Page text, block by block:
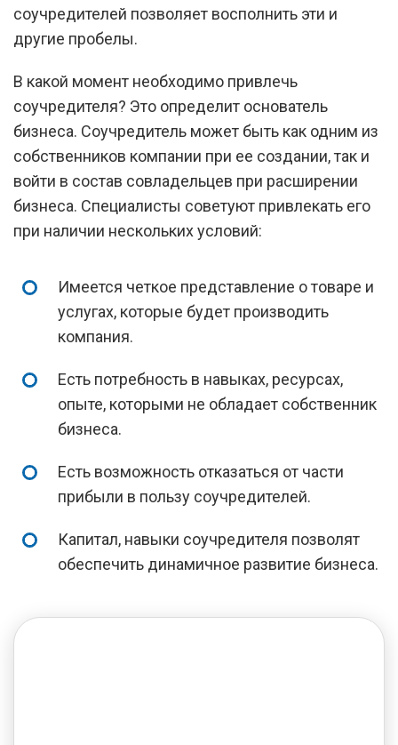
соучредителей позволяет восполнить эти и
другие пробелы.
В какой момент необходимо привлечь
соучредителя? Это определит основатель
бизнеса. Соучредитель может быть как одним из
собственников компании при ее создании, так и
войти в состав совладельцев при расширении
бизнеса. Специалисты советуют привлекать его
при наличии нескольких условий:
Имеется четкое представление о товаре и
услугах, которые будет производить
компания.
Есть потребность в навыках, ресурсах,
опыте, которыми не обладает собственник
бизнеса.
Есть возможность отказаться от части
прибыли в пользу соучредителей.
Капитал, навыки соучредителя позволят
обеспечить динамичное развитие бизнеса.